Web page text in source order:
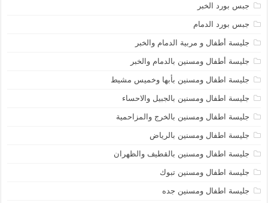
جبس بورد الخبر
جبس بورد الدمام
جليسة أطفال و مربية الدمام والخبر
جليسة أطفال ومسنين بالدمام والخبر
جليسة اطفال ومسنين بأبها وخميس مشيط
جليسة اطفال ومسنين بالجبيل والاحساء
جليسة اطفال ومسنين بالخرج والمزاحمية
جليسة اطفال ومسنين بالرياض
جليسة اطفال ومسنين بالقطيف والظهران
جليسة اطفال ومسنين تبوك
جليسة اطفال ومسنين جده